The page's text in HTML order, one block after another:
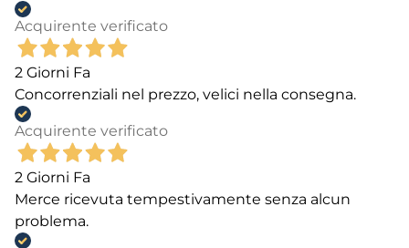
Acquirente verificato
2 Giorni Fa
Concorrenziali nel prezzo, velici nella consegna.
Acquirente verificato
2 Giorni Fa
Merce ricevuta tempestivamente senza alcun
problema.